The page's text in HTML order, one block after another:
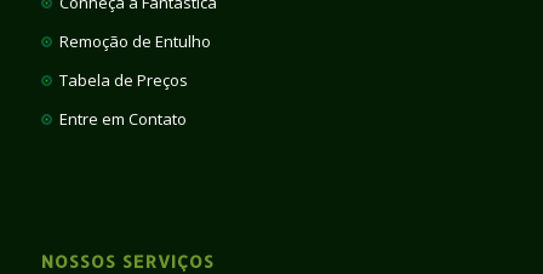
Remoção de Entulho
Tabela de Preços
Entre em Contato
NOSSOS SERVIÇOS